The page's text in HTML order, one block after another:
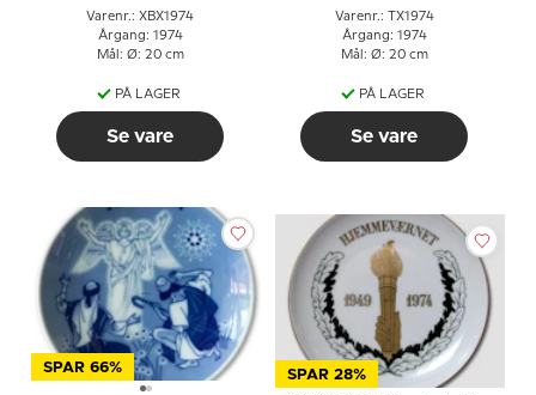
Varenr.: XBX1974
Årgang: 1974
Mål: Ø: 20 cm
PÅ LAGER
Se vare
Varenr.: TX1974
Årgang: 1974
Mål: Ø: 20 cm
PÅ LAGER
Se vare
SPAR 66% SPAR 28%